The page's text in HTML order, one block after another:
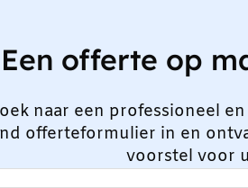
Een offerte op
naar een professioneel
offerteformulier in en
voorstel voor